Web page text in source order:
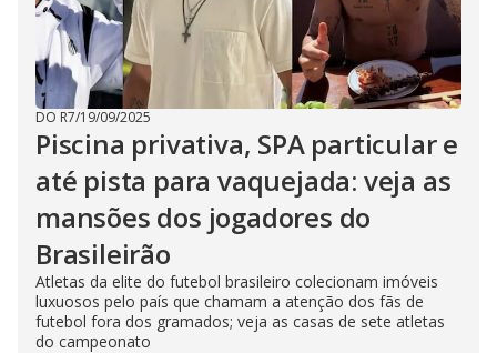
DO R7/19/09/2025
Piscina privativa, SPA particular e
até pista para vaquejada: veja as
mansões dos jogadores do
Brasileirão
Atletas da elite do futebol brasileiro colecionam imóveis
luxuosos pelo país que chamam a atenção dos fãs de
futebol fora dos gramados; veja as casas de sete atletas
do campeonato